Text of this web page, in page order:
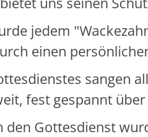
jedem
einen
sangen
fest gespannt über
den Gottesdienst